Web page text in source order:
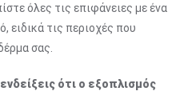
όλες τις επιφάνειες με ένα
ειδικά τις περιοχές που
σας.
ότι ο εξοπλισμός